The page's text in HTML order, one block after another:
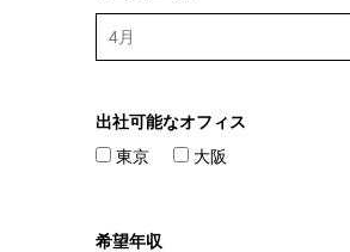
出社可能なオフィス
東京
大阪
希望年収